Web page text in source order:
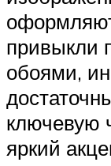
привыкли
обоями,
ключевую
яркий